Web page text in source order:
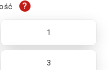
?
1
3